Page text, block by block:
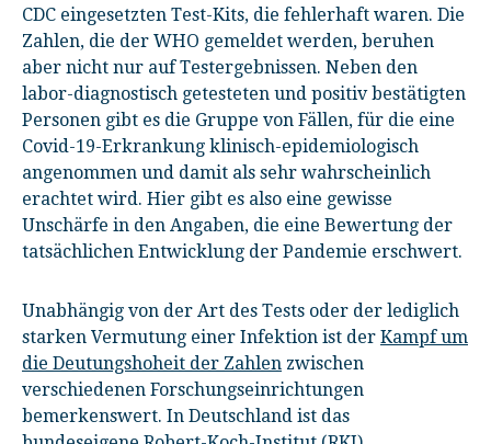
CDC eingesetzten Test-Kits, die fehlerhaft waren. Die
Zahlen, die der WHO gemeldet werden, beruhen
aber nicht nur auf Testergebnissen. Neben den
labor-diagnostisch getesteten und positiv bestätigten
Personen gibt es die Gruppe von Fällen, für die eine
Covid-19-Erkrankung klinisch-epidemiologisch
angenommen und damit als sehr wahrscheinlich
erachtet wird. Hier gibt es also eine gewisse
Unschärfe in den Angaben, die eine Bewertung der
tatsächlichen Entwicklung der Pandemie erschwert.
Unabhängig von der Art des Tests oder der lediglich
starken Vermutung einer Infektion ist der Kampf um
die Deutungshoheit der Zahlen zwischen
verschiedenen Forschungseinrichtungen
bemerkenswert. In Deutschland ist das